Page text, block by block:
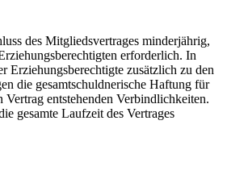
des Mitgliedsvertrages minderjährig,
erforderlich. In
Erziehungsberechtigte zusätzlich zu den
die gesamtschuldnerische Haftung für
Vertrag entstehenden Verbindlichkeiten.
gesamte Laufzeit des Vertrages